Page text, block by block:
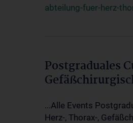
abteilung-fuer-herz-
Postgraduales
...Alle Events
Herz-, Thorax-,